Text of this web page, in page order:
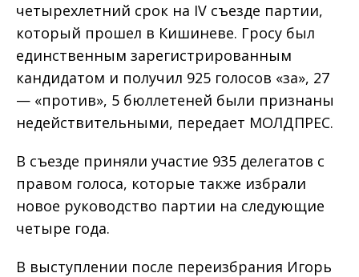
четырехлетний срок на IV съезде партии,
который прошел в Кишиневе. Гросу был
единственным зарегистрированным
кандидатом и получил 925 голосов «за», 27
— «против», 5 бюллетеней были признаны
недействительными, передает МОЛДПРЕС.
В съезде приняли участие 935 делегатов с
правом голоса, которые также избрали
новое руководство партии на следующие
четыре года.
В выступлении после переизбрания Игорь